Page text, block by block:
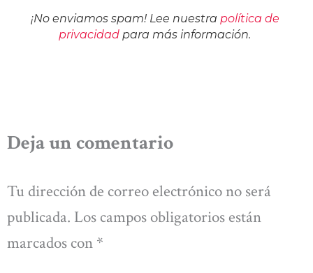
¡No enviamos spam! Lee nuestra política de
privacidad para más información.
Deja un comentario
Tu dirección de correo electrónico no será
publicada. Los campos obligatorios están
marcados con *